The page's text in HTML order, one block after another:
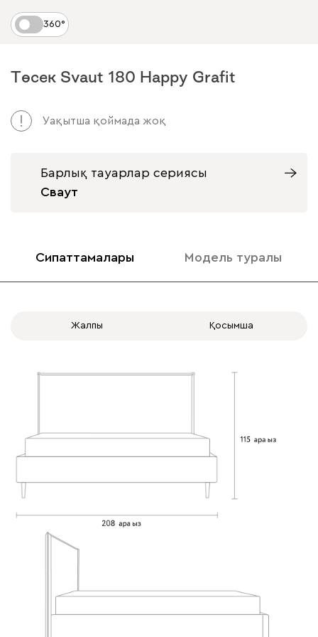
360°
Төсек Svaut 180 Happy Grafit
Уақытша қоймада жоқ
Барлық тауарлар сериясы
Сваут
Сипаттамалары Модель туралы
Жалпы Қосымша